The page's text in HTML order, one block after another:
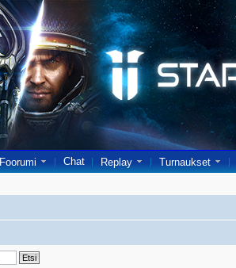
Foorumi Chat Replay Turnaukset